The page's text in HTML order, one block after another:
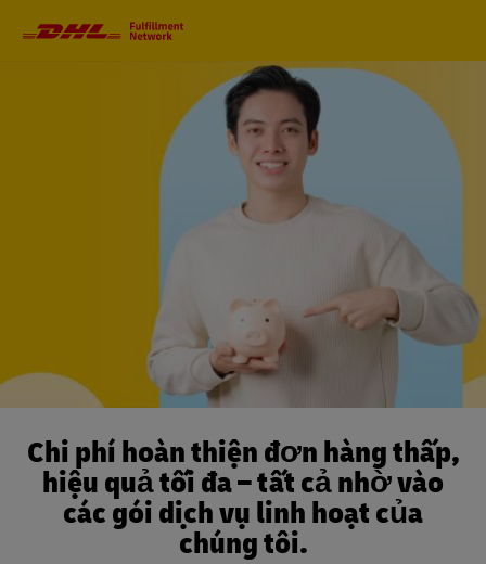
chính
Chi phí hoàn thiện đơn hàng thấp,
hiệu quả tối đa – tất cả nhờ vào
các gói dịch vụ linh hoạt của
chúng tôi.